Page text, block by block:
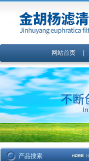
网站首页|
产品搜索